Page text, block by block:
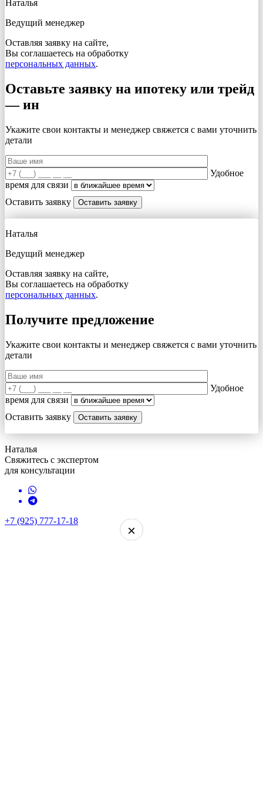
×
×
×
×
×
×
×
×
Наталья
Ведущий менеджер
Оставляя заявку на сайте,
Вы соглашаетесь на обработку
персональных данных.
Оставьте заявку на ипотеку или трейд
— ин
Укажите свои контакты и менеджер свяжется с вами уточнить
детали
Удобное
время для связи
Оставить заявку
×
Наталья
Ведущий менеджер
Оставляя заявку на сайте,
Вы соглашаетесь на обработку
персональных данных.
Получите предложение
Укажите свои контакты и менеджер свяжется с вами уточнить
детали
Удобное
время для связи
Оставить заявку
×
Наталья
Свяжитесь с экспертом
для консультации
+7 (925) 777-17-18